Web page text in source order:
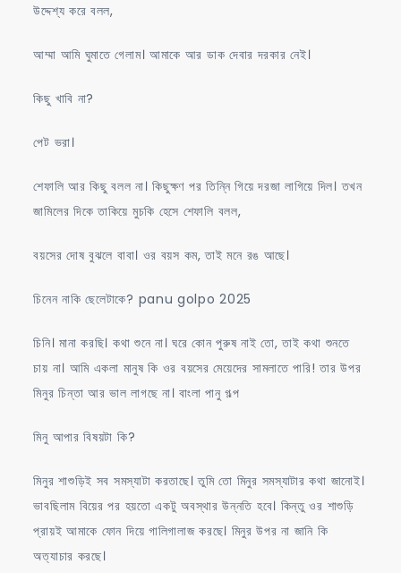
উদ্দেশ্য করে বলল,
আম্মা আমি ঘুমাতে গেলাম। আমাকে আর ডাক দেবার দরকার নেই।
কিছু খাবি না?
পেট ভরা।
শেফালি আর কিছু বলল না। কিছুক্ষণ পর তিন্নি গিয়ে দরজা লাগিয়ে দিল। তখন
জামিলের দিকে তাকিয়ে মুচকি হেসে শেফালি বলল,
বয়সের দোষ বুঝলে বাবা। ওর বয়স কম, তাই মনে রঙ আছে।
চিনেন নাকি ছেলেটাকে? panu golpo 2025
চিনি। মানা করছি। কথা শুনে না। ঘরে কোন পুরুষ নাই তো, তাই কথা শুনতে
চায় না। আমি একলা মানুষ কি ওর বয়সের মেয়েদের সামলাতে পারি! তার উপর
মিনুর চিন্তা আর ভাল লাগছে না। বাংলা পানু গল্প
মিনু আপার বিষয়টা কি?
মিনুর শাশুড়িই সব সমস্যাটা করতাছে। তুমি তো মিনুর সমস্যাটার কথা জানোই।
ভাবছিলাম বিয়ের পর হয়তো একটু অবস্থার উন্নতি হবে। কিন্তু ওর শাশুড়ি
প্রায়ই আমাকে ফোন দিয়ে গালিগালাজ করছে। মিনুর উপর না জানি কি
অত্যাচার করছে।